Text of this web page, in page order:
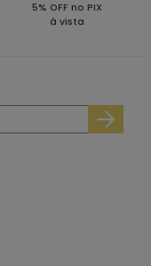
5% OFF no PIX
à vista